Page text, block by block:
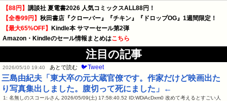
【88円】 講談社 夏電書2026 人気コミックスALL88円！
【全巻99円】 秋田書店『クローバー』『チキン』『ドロップOG』1週間限定！
【最大65%OFF】 Kindle本 サマーセール第2弾
Amazon・Kindleのセール情報まとめはこちら
注目の記事
2026/05/10 19:40 あとで読む 🐦Tweet
三島由紀夫「東大卒の元大蔵官僚です。作家だけど映画出た
り写真集出しました。腹切って死にました」←
1: 名無しのスコールさん 2026/05/09(土) 17:58:40.52 ID:WDiAcDxm0 改めて考えるとすごい人